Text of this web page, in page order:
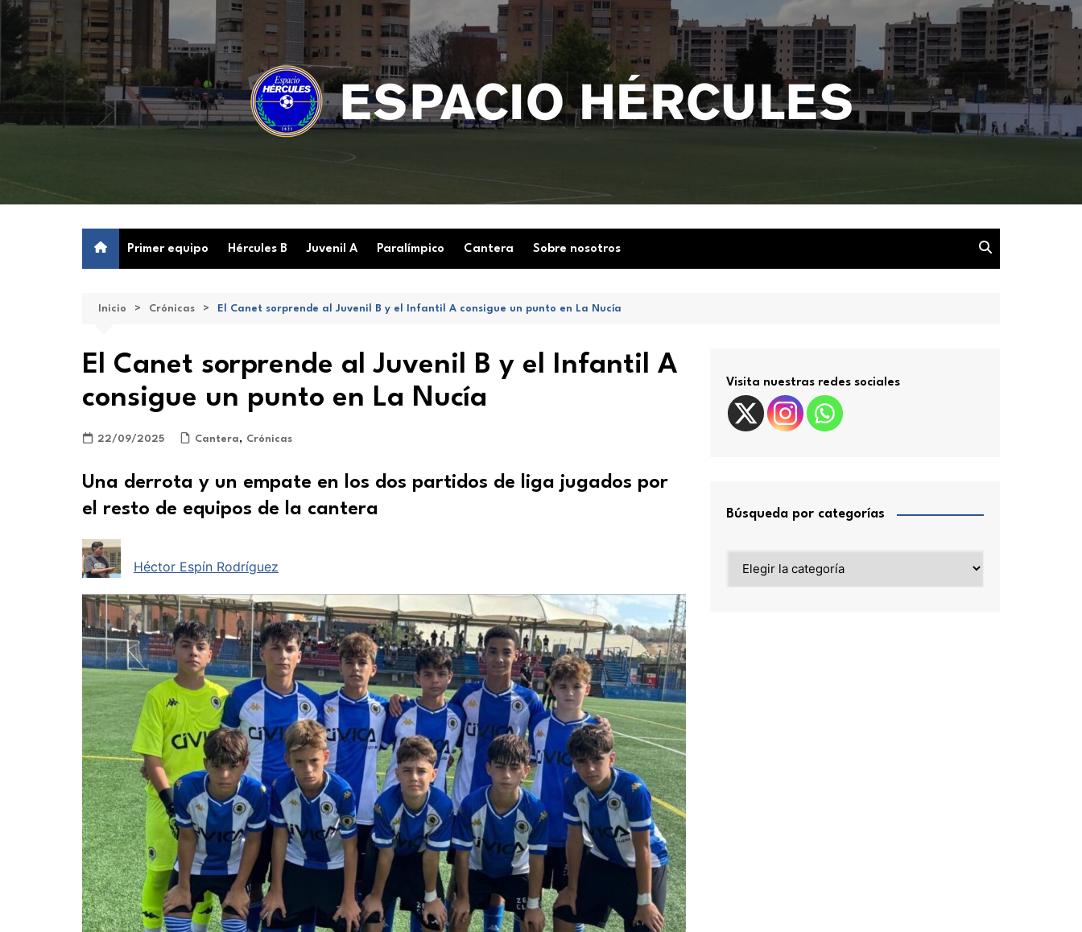
Saltar
contenido
Primer equipo Hércules B Juvenil A Paralímpico Cantera Sobre nosotros
Inicio Crónicas El Canet sorprende al Juvenil B y el Infantil A consigue un punto en La Nucía
El Canet sorprende al Juvenil B y el Infantil A
consigue un punto en La Nucía
22/09/2025 Cantera, Crónicas
Una derrota y un empate en los dos partidos de liga jugados por
el resto de equipos de la cantera
Héctor Espín Rodríguez
Visita nuestras redes sociales
Búsqueda por categorías